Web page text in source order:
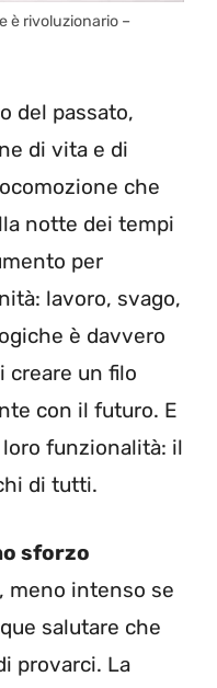
è rivoluzionario –
del passato,
di vita e di
che
notte dei tempi
per
lavoro, svago,
è davvero
creare un filo
con il futuro. E
funzionalità: il
di tutti.
sforzo
, meno intenso se
salutare che
provarci. La